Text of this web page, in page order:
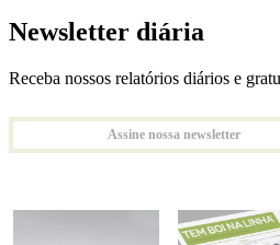
Newsletter diária
Receba nossos relatórios diários e
Assine nossa newsletter